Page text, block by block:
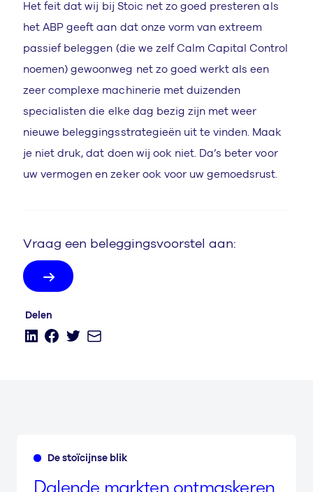
Het feit dat wij bij Stoic net zo goed presteren als
het ABP geeft aan dat onze vorm van extreem
passief beleggen (die we zelf Calm Capital Control
noemen) gewoonweg net zo goed werkt als een
zeer complexe machinerie met duizenden
specialisten die elke dag bezig zijn met weer
nieuwe beleggingsstrategieën uit te vinden. Maak
je niet druk, dat doen wij ook niet. Da’s beter voor
uw vermogen en zeker ook voor uw gemoedsrust.
Vraag een beleggingsvoorstel aan:
De stoïcijnse blik